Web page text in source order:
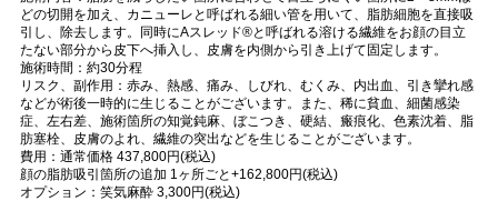
どの切開を加え、カニューレと呼ばれる細い管を用いて、脂肪細胞を直接吸
引し、除去します。同時にAスレッド®と呼ばれる溶ける繊維をお顔の目立
たない部分から皮下へ挿入し、皮膚を内側から引き上げて固定します。
施術時間：約30分程
リスク、副作用：赤み、熱感、痛み、しびれ、むくみ、内出血、引き攣れ感
などが術後一時的に生じることがございます。また、稀に貧血、細菌感染
症、左右差、施術箇所の知覚鈍麻、ぼこつき、硬結、瘢痕化、色素沈着、脂
肪塞栓、皮膚のよれ、繊維の突出などを生じることがございます。
費用：通常価格 437,800円(税込)
顔の脂肪吸引箇所の追加 1ヶ所ごと+162,800円(税込)
オプション：笑気麻酔 3,300円(税込)